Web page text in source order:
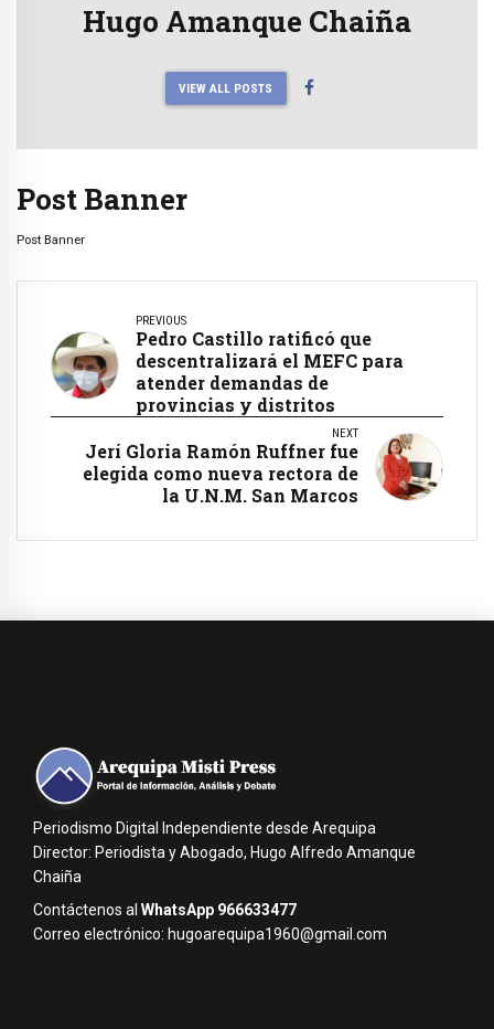
Hugo Amanque Chaiña
VIEW ALL POSTS
Post Banner
Post Banner
PREVIOUS
Pedro Castillo ratificó que
descentralizará el MEFC para
atender demandas de
provincias y distritos
NEXT
Jerí Gloria Ramón Ruffner fue
elegida como nueva rectora de
la U.N.M. San Marcos
Periodismo Digital Independiente desde Arequipa
Director: Periodista y Abogado, Hugo Alfredo Amanque
Chaiña
Contáctenos al WhatsApp 966633477
Correo electrónico: hugoarequipa1960@gmail.com